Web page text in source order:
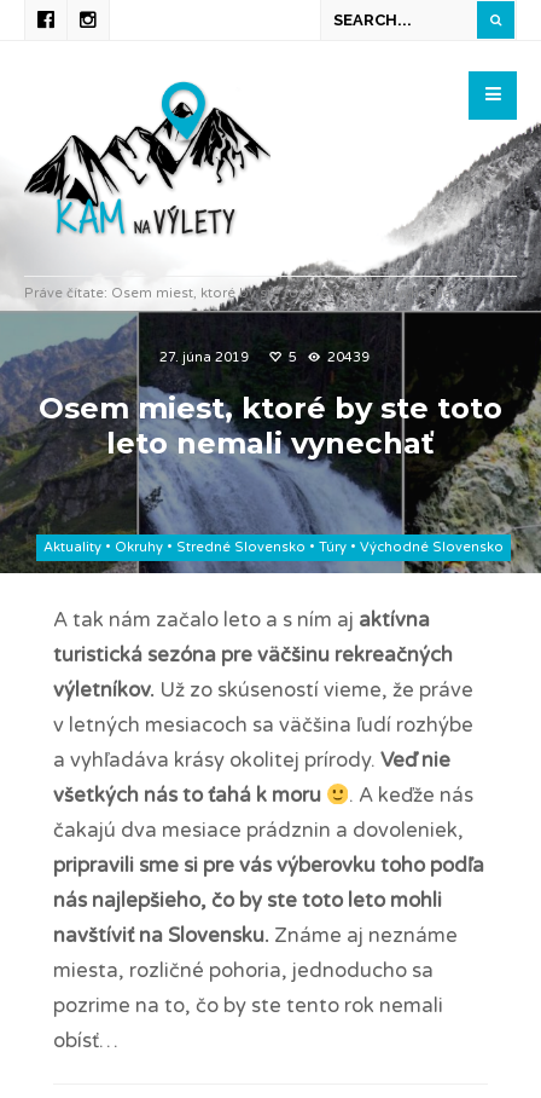
Práve čítate: Osem miest, ktoré by ste toto leto nemali vynechať
27. júna 2019 5 20439
Majo
Osem miest, ktoré by ste toto
leto nemali vynechať
Aktuality • Okruhy • Stredné Slovensko • Túry • Východné Slovensko
A tak nám začalo leto a s ním aj aktívna
turistická sezóna pre väčšinu rekreačných
výletníkov. Už zo skúseností vieme, že práve
v letných mesiacoch sa väčšina ľudí rozhýbe
a vyhľadáva krásy okolitej prírody. Veď nie
všetkých nás to ťahá k moru
. A keďže nás
čakajú dva mesiace prádznin a dovoleniek,
pripravili sme si pre vás výberovku toho podľa
nás najlepšieho, čo by ste toto leto mohli
navštíviť na Slovensku. Známe aj neznáme
miesta, rozličné pohoria, jednoducho sa
pozrime na to, čo by ste tento rok nemali
obísť…